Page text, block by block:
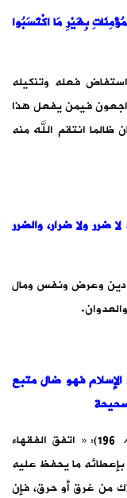
بِغَيْرِ مَا اكْتَسَبُوا
فعله وتنكيله
راجعون فيمن يفعل هذا
ظالما انتقم الله منه
ضرر ولا ضرار، والضرر
دين وعرض ونفس ومال
الإسلام فهو ضال متبع
جاء في «الموسوعة الفقهية الكويتية» (5/ 196): « اتفق الفقهاء
ما يحفظ عليه
من غرق أو حرق، فإن